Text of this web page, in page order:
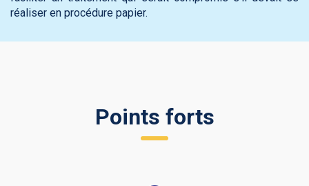
réaliser en procédure papier.
Points forts